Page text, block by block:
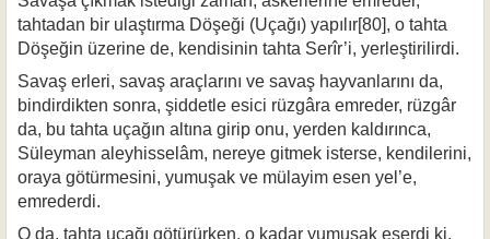
tahtadan bir ulaştırma Dö­şeği (Uçağı) yapılır[80], o tahta
Döşeğin üzerine de, kendisinin tahta Serîr’i, yer­leştirilirdi.
Savaş erleri, savaş araçlarını ve savaş hayvanlarını da,
bindirdikten sonra, şid­detle esici rüzgâra emreder, rüzgâr
da, bu tahta uçağın altına girip onu, yerden kaldırınca,
Süleyman aleyhisselâm, nereye gitmek isterse, kendilerini,
oraya gö­türmesini, yumuşak ve mülayim esen yel’e,
emrederdi.
O da, tahta uçağı götürürken, o kadar yumuşak eserdi ki,